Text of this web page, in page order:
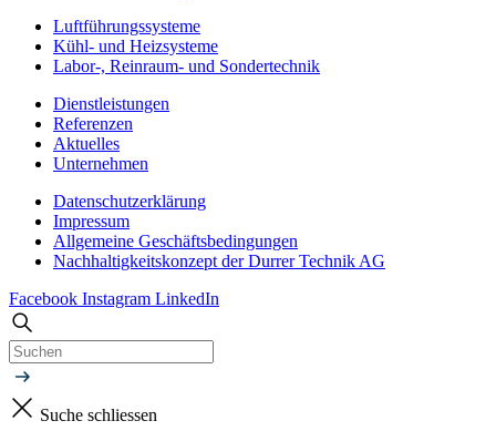
Luftführungssysteme
Kühl- und Heizsysteme
Labor-, Reinraum- und Sondertechnik
Dienstleistungen
Referenzen
Aktuelles
Unternehmen
Datenschutzerklärung
Impressum
Allgemeine Geschäfts­bedingungen
Nachhaltigkeitskonzept der Durrer Technik AG
Facebook Instagram LinkedIn
Suche schliessen